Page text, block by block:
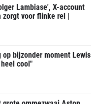
Lambiase', X-account
zorgt voor flinke rel |
bijzonder moment Lewis
cool"